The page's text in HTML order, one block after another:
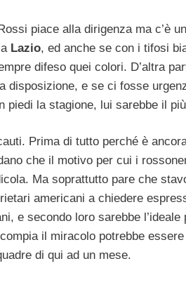
piace alla dirigenza ma c’è
Lazio, ed anche se con i tifosi
difeso quei colori. D’altra
disposizione, e se ci fosse
piedi la stagione, lui sarebbe il
Prima di tutto perché è
che il motivo per cui i
Ma soprattutto pare che
americani a chiedere
e secondo loro sarebbe l’ideale
il miracolo potrebbe
di qui ad un mese.